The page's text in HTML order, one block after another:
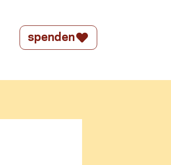
spenden